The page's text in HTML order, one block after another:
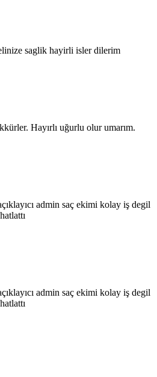
saglik hayirli isler dilerim
Hayırlı uğurlu olur umarım.
admin saç ekimi kolay iş degil
admin saç ekimi kolay iş degil